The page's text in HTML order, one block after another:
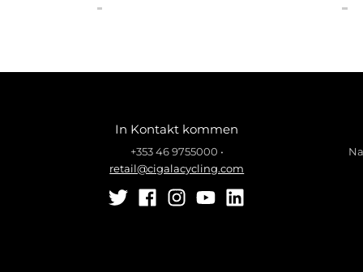
In Kontakt kommen
+353 46 9755000 •
retail@cigalacycling.com